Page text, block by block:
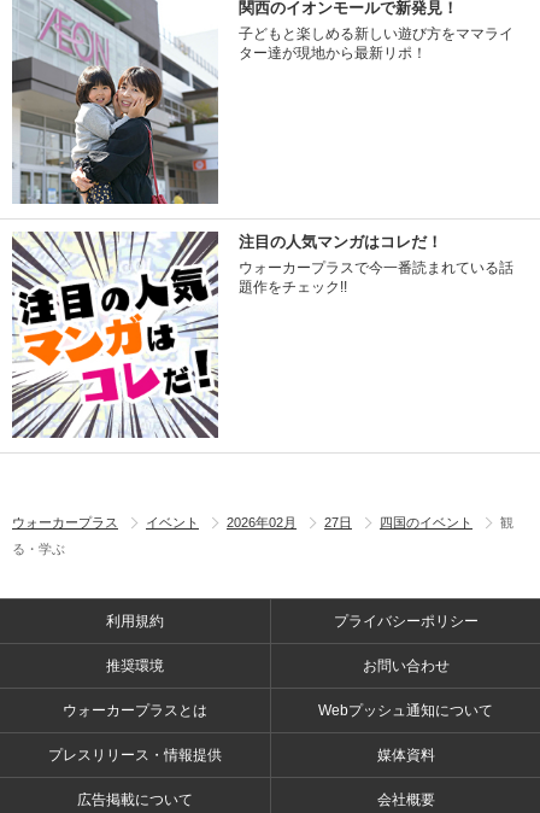
関西のイオンモールで新発見！
子どもと楽しめる新しい遊び方をママライ
ター達が現地から最新リポ！
注目の人気マンガはコレだ！
ウォーカープラスで今一番読まれている話
題作をチェック!!
ウォーカープラス イベント 2026年02月 27日 四国のイベント
観
る・学ぶ
利用規約 プライバシーポリシー
推奨環境 お問い合わせ
ウォーカープラスとは Webプッシュ通知について
プレスリリース・情報提供 媒体資料
広告掲載について 会社概要